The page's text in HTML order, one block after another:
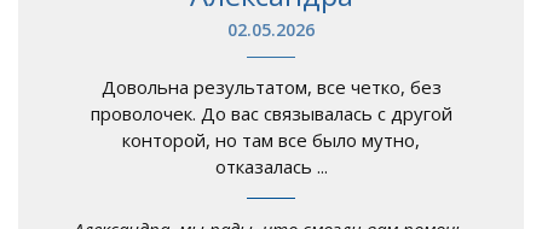
02.05.2026
Довольна результатом, все четко, без
проволочек. До вас связывалась с другой
конторой, но там все было мутно,
отказалась ...